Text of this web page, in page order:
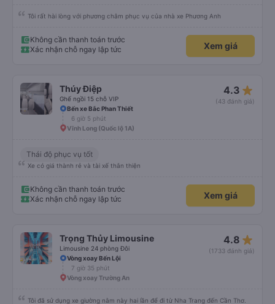
Tôi rất hài lòng với phương châm phục vụ của nhà xe Phương Anh
Không cần thanh toán trước
Xác nhận chỗ ngay lập tức
Xem giá
Thúy Điệp
Ghế ngồi 15 chỗ VIP
4.3 star_rate
(43 đánh giá)
Bến xe Bắc Phan Thiết
6 giờ 5 phút
Vĩnh Long (Quốc lộ 1A)
Thái độ phục vụ tốt
Xe có giá thành rẻ và tài xế thân thiện
Không cần thanh toán trước
Xác nhận chỗ ngay lập tức
Xem giá
Trọng Thủy Limousine
Limousine 24 phòng Đôi
4.8 star_rate
(1733 đánh giá)
Vòng xoay Bến Lội
7 giờ 35 phút
Vòng xoay Trường An
Tôi đã sử dụng xe giường nằm này hai lần để đi từ Nha Trang đến Cần Thơ.